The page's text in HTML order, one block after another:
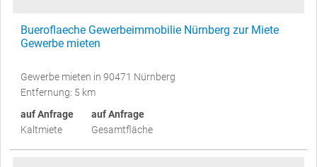
Bueroflaeche Gewerbeimmobilie Nürnberg zur Miete
Gewerbe mieten
Gewerbe mieten in 90471 Nürnberg
Entfernung: 5 km
auf Anfrage
Kaltmiete
auf Anfrage
Gesamtfläche